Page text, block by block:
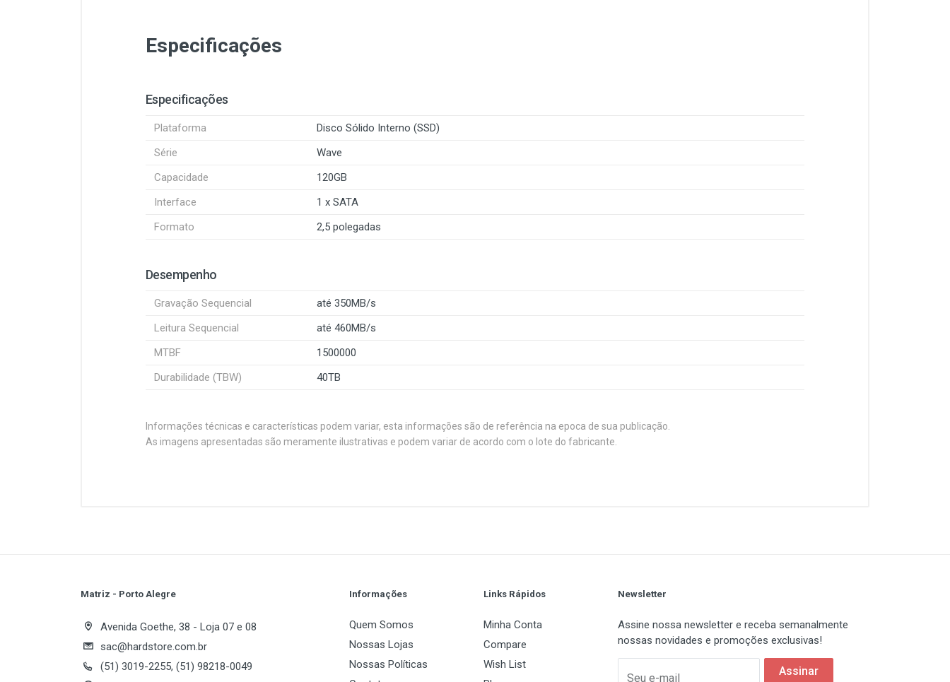
Especificações
Especificações
Plataforma
Disco Sólido Interno (SSD)
Série
Wave
Capacidade
120GB
Interface
1 x SATA
Formato
2,5 polegadas
Desempenho
Gravação Sequencial
até 350MB/s
Leitura Sequencial
até 460MB/s
MTBF
1500000
Durabilidade (TBW)
40TB
Informações técnicas e características podem variar, esta informações são de referência na epoca de sua publicação.
As imagens apresentadas são meramente ilustrativas e podem variar de acordo com o lote do fabricante.
Capacidade
1 x SATA
Formato
2,5 polegadas
Review Stars Email Address
Matriz - Porto Alegre
Avenida Goethe, 38 - Loja 07 e 08
sac@hardstore.com.br
(51) 3019-2255, (51) 98218-0049
Informações
Quem Somos
Nossas Lojas
Nossas Políticas
Links Rápidos
Minha Conta
Compare
Wish List
Newsletter
Assine nossa newsletter e receba semanalmente
nossas novidades e promoções exclusivas!
Seu e-mail
Assinar